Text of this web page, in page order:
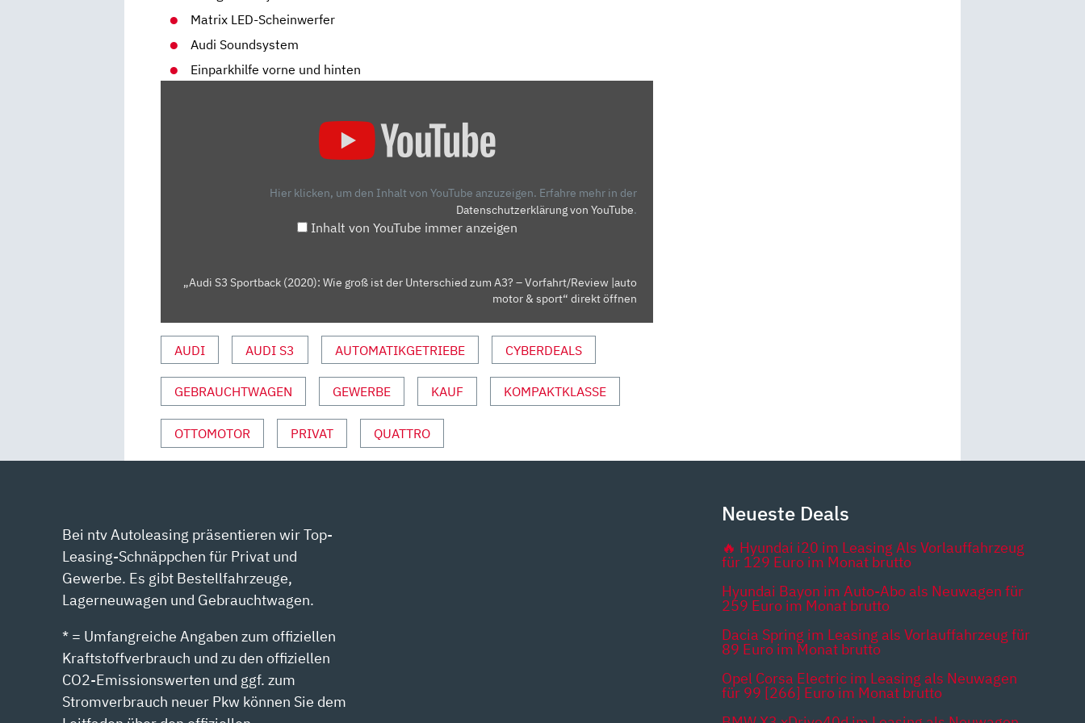
Matrix LED-Scheinwerfer
Audi Soundsystem
Einparkhilfe vorne und hinten
ORFAHRT/REVIEW |
AUTO M
OTOR &
S
PORT“ V
ON Y
OUTUBE A
Hier klicken, um den Inhalt von YouTube anzuzeigen. Erfahre mehr in der
Datenschutzerklärung von YouTube.
Inhalt von YouTube immer anzeigen
„Audi S3 Sportback (2020): Wie groß ist der Unterschied zum A3? – Vorfahrt/Review |auto
motor & sport“ direkt öffnen
AUDI AUDI S3 AUTOMATIKGETRIEBE CYBERDEALS
GEBRAUCHTWAGEN GEWERBE KAUF KOMPAKTKLASSE
OTTOMOTOR PRIVAT QUATTRO
Bei ntv Autoleasing präsentieren wir Top-
Leasing-Schnäppchen für Privat und
Gewerbe. Es gibt Bestellfahrzeuge,
Lagerneuwagen und Gebrauchtwagen.
* = Umfangreiche Angaben zum offiziellen
Kraftstoffverbrauch und zu den offiziellen
CO2-Emissionswerten und ggf. zum
Stromverbrauch neuer Pkw können Sie dem
Neueste Deals
🔥 Hyundai i20 im Leasing Als Vorlauffahrzeug
für 129 Euro im Monat brutto
Hyundai Bayon im Auto-Abo als Neuwagen für
259 Euro im Monat brutto
Dacia Spring im Leasing als Vorlauffahrzeug für
89 Euro im Monat brutto
Opel Corsa Electric im Leasing als Neuwagen
für 99 [266] Euro im Monat brutto